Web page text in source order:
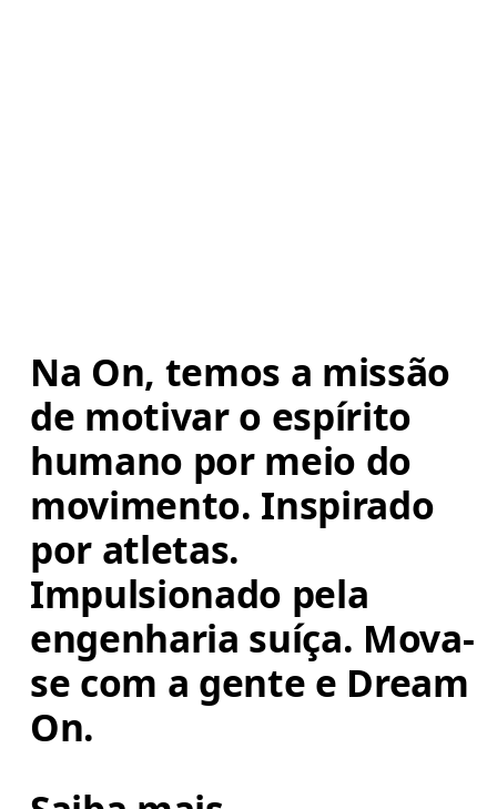
Na On, temos a missão
de motivar o espírito
humano por meio do
movimento. Inspirado
por atletas.
Impulsionado pela
engenharia suíça. Mova-
se com a gente e Dream
On.